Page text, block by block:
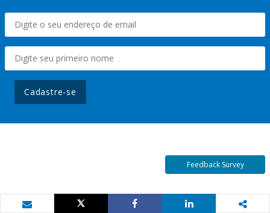
Cadastre-se
Feedback Survey